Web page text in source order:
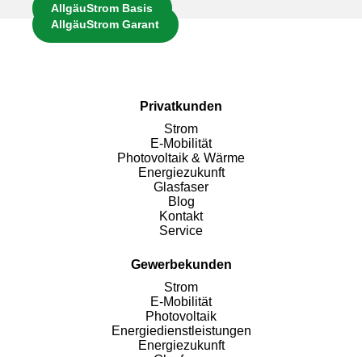
AllgäuStrom Basis
AllgäuStrom Garant
Privatkunden
Strom
E-Mobilität
Photovoltaik & Wärme
Energiezukunft
Glasfaser
Blog
Kontakt
Service
Gewerbekunden
Strom
E-Mobilität
Photovoltaik
Energiedienstleistungen
Energiezukunft